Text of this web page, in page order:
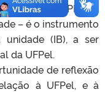
PDU. Este PDU –
– é o instrumento
unidade (IB), a ser
da UFPel.
de reflexão
à UFPel, e à